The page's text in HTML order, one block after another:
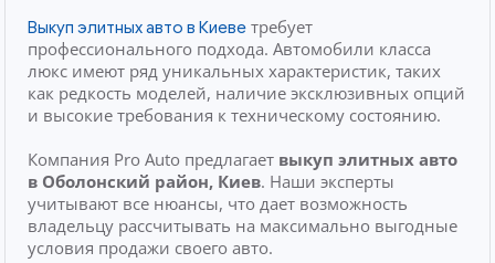
Выкуп элитных авто в Киеве требует
профессионального подхода. Автомобили класса
люкс имеют ряд уникальных характеристик, таких
как редкость моделей, наличие эксклюзивных опций
и высокие требования к техническому состоянию.
Компания Pro Auto предлагает выкуп элитных авто
в Оболонский район, Киев. Наши эксперты
учитывают все нюансы, что дает возможность
владельцу рассчитывать на максимально выгодные
условия продажи своего авто.